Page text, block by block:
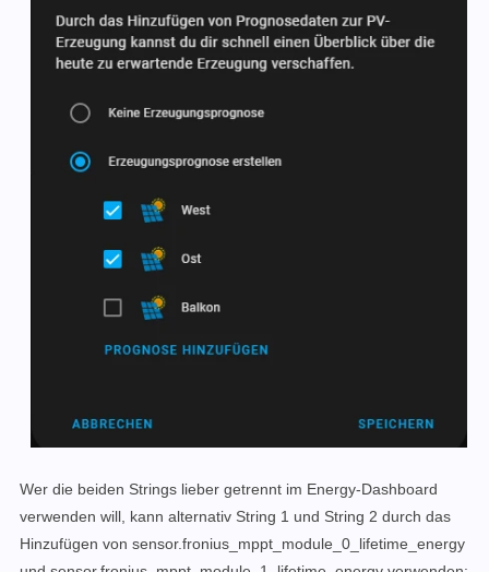
Wer die beiden Strings lieber getrennt im Energy-Dashboard
verwenden will, kann alternativ String 1 und String 2 durch das
Hinzufügen von sensor.fronius_mppt_module_0_lifetime_energy